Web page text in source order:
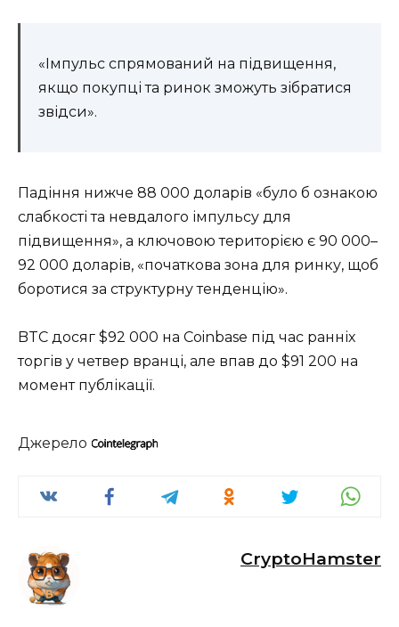
«Імпульс спрямований на підвищення,
якщо покупці та ринок зможуть зібратися
звідси».
Падіння нижче 88 000 доларів «було б ознакою
слабкості та невдалого імпульсу для
підвищення», а ключовою територією є 90 000–
92 000 доларів, «початкова зона для ринку, щоб
боротися за структурну тенденцію».
BTC досяг $92 000 на Coinbase під час ранніх
торгів у четвер вранці, але впав до $91 200 на
момент публікації.
Джерело
CryptoHamster